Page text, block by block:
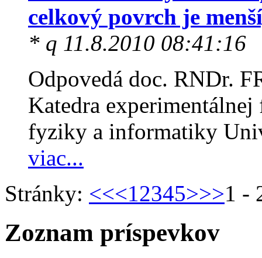
celkový povrch je
* q 11.8.2010 08:41:16
Odpovedá doc. RNDr.
Katedra
fyziky a informatiky
viac...
Stránky: <<<12345>>>1 -
Zoznam príspevkov